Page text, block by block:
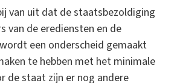
van uit dat de staatsbezoldiging
van de erediensten en de
een onderscheid gemaakt
te hebben met het minimale
de staat zijn er nog andere